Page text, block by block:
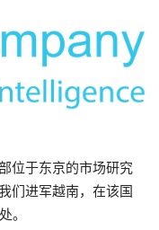
位于东京的市场研究
们进军越南，在该国
。